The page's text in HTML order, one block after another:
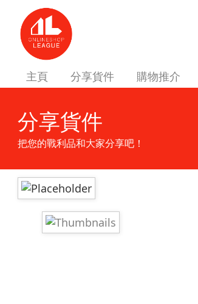
主頁 分享貨件 購物推介
分享貨件
把您的戰利品和大家分享吧！